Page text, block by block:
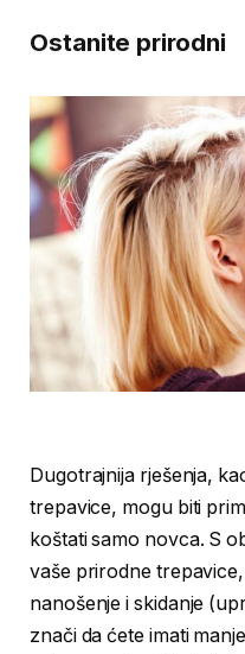
Ostanite prirodni
Dugotrajnija rješenja,
trepavice, mogu biti
koštati samo novca. S
vaše prirodne
nanošenje i skidanje
znači da ćete imati